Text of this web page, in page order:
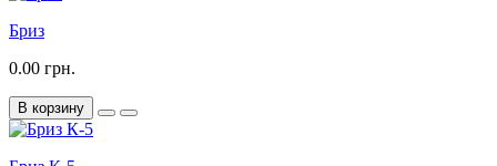
Бриз
0.00 грн.
В корзину